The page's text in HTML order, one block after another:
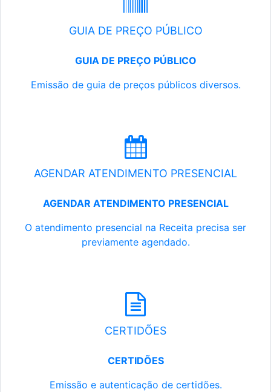
GUIA DE PREÇO PÚBLICO
GUIA DE PREÇO PÚBLICO
Emissão de guia de preços públicos diversos.
AGENDAR ATENDIMENTO PRESENCIAL
AGENDAR ATENDIMENTO PRESENCIAL
O atendimento presencial na Receita precisa ser
previamente agendado.
CERTIDÕES
CERTIDÕES
Emissão e autenticação de certidões.